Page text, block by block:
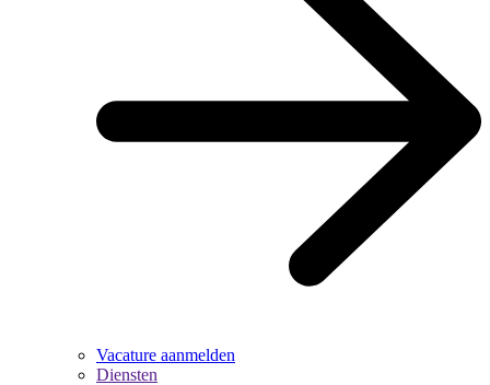
Vacature aanmelden
Diensten